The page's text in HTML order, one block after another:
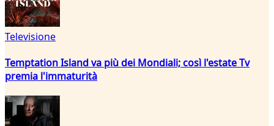
Televisione
Temptation Island va più dei Mondiali; così l'estate Tv
premia l'immaturità